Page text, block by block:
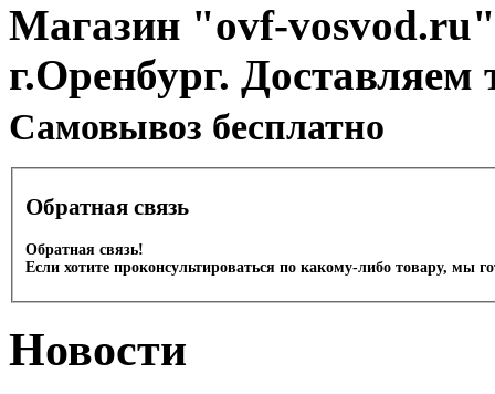
Магазин "ovf-vosvod.ru"
г.Оренбург.
Cамовывоз бесплатно
Обратная связь
Обратная связь!
Если хотите проконсультироваться по какому-либо товару, мы
Новости